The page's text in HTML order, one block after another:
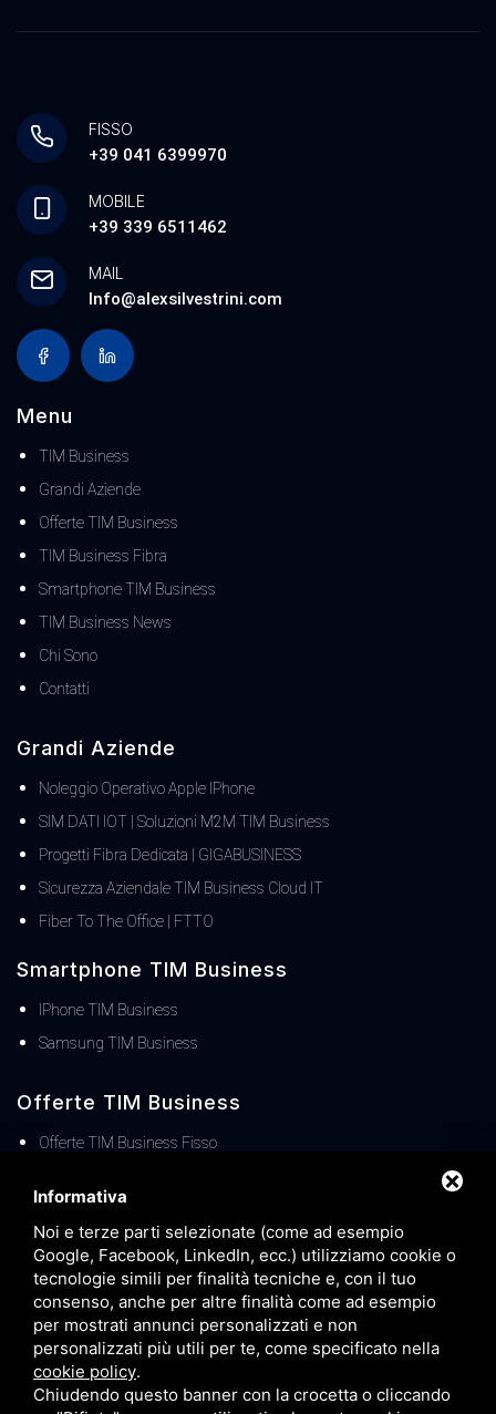
FISSO
+39 041 6399970
MOBILE
+39 339 6511462
MAIL
Info@alexsilvestrini.com
Menu
TIM Business
Grandi Aziende
Offerte TIM Business
TIM Business Fibra
Smartphone TIM Business
TIM Business News
Chi Sono
Contatti
Grandi Aziende
Noleggio Operativo Apple IPhone
SIM DATI IOT | Soluzioni M2M TIM Business
Progetti Fibra Dedicata | GIGABUSINESS
Sicurezza Aziendale TIM Business Cloud IT
Fiber To The Office | FTTO
Smartphone TIM Business
IPhone TIM Business
Samsung TIM Business
Offerte TIM Business
Offerte TIM Business Fisso
TIM Business Centralino Cloud
Offerte TIM Unica Business
Servizio Denat TIM Business
TIM BUSINESS 5G
TIM Business Servizi IT
Offerte TIM Business Voucher FIBRA
Offerta TIM Energia
Informativa
Noi e terze parti selezionate (come ad esempio
Google, Facebook, LinkedIn, ecc.) utilizziamo cookie o
tecnologie simili per finalità tecniche e, con il tuo
consenso, anche per altre finalità come ad esempio
per mostrati annunci personalizzati e non
personalizzati più utili per te, come specificato nella
cookie policy.
Chiudendo questo banner con la crocetta o cliccando